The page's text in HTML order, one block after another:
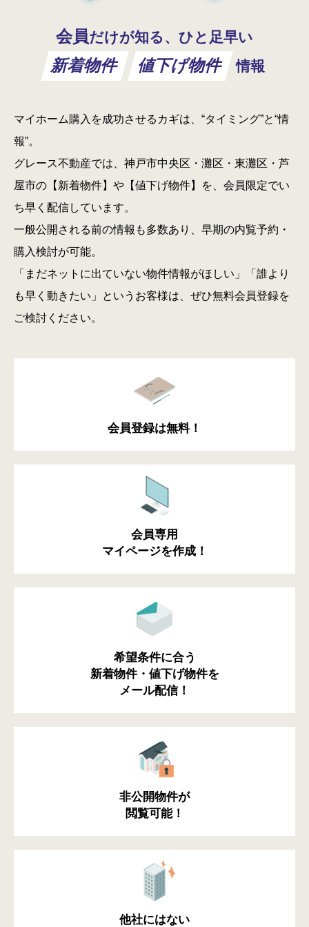
会員だけが知る、ひと足早い
新着物件 値下げ物件 情報
マイホーム購入を成功させるカギは、“タイミング”と“情
報”。
グレース不動産では、神戸市中央区・灘区・東灘区・芦
屋市の【新着物件】や【値下げ物件】を、会員限定でい
ち早く配信しています。
一般公開される前の情報も多数あり、早期の内覧予約・
購入検討が可能。
「まだネットに出ていない物件情報がほしい」「誰より
も早く動きたい」というお客様は、ぜひ無料会員登録を
ご検討ください。
会員登録は無料！
会員専用
マイページを作成！
希望条件に合う
新着物件・値下げ物件を
メール配信！
非公開物件が
閲覧可能！
他社にはない